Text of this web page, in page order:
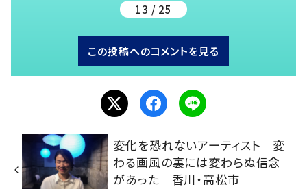
13 / 25
この投稿へのコメントを見る
変化を恐れないアーティスト 変
わる画風の裏には変わらぬ信念
があった 香川・高松市